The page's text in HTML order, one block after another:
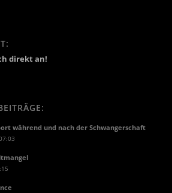
direkt an!
während und nach der Schwangerschaft